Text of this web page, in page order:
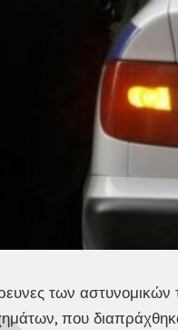
των
που